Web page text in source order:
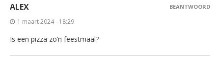
ALEX
1 maart 2024 - 18:29
Is een pizza zo’n feestmaal?
BEANTWOORD